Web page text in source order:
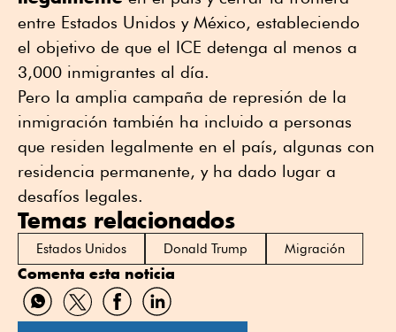
entre Estados Unidos y México, estableciendo
el objetivo de que el ICE detenga al menos a
3,000 inmigrantes al día.
Pero la amplia campaña de represión de la
inmigración también ha incluido a personas
que residen legalmente en el país, algunas con
residencia permanente, y ha dado lugar a
desafíos legales.
Temas relacionados
Estados Unidos Donald Trump Migración
Comenta esta noticia
Compartir
por
Compartir
por
Compartir
por
Compartir
por